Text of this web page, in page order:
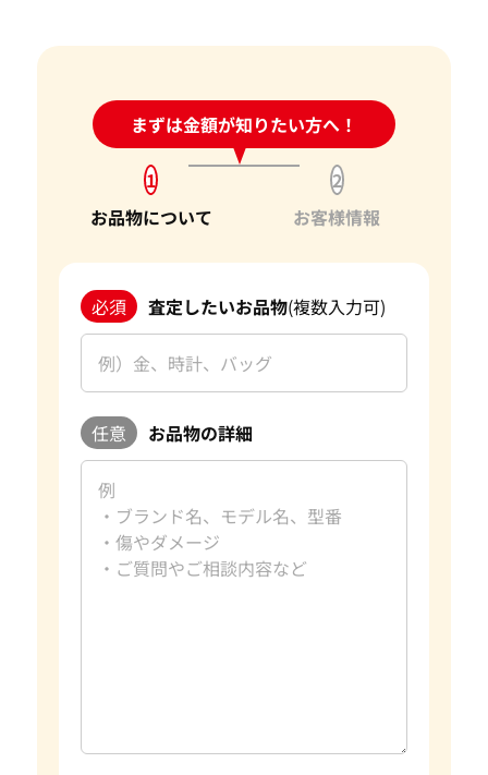
まずは金額が知りたい方へ！
24時間受付中!問い合わせフォーム
1
お品物について
2
お客様情報
必須 査定したいお品物(複数入力可)
任意 お品物の詳細